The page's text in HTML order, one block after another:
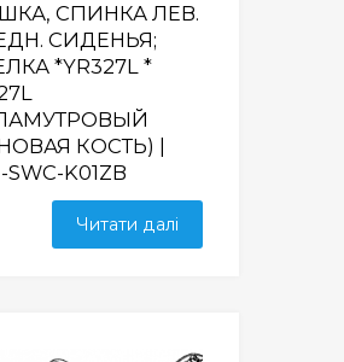
СПИНКА ЛЕВ.
СИДЕНЬЯ;
*YR327L *
КОСТЬ) |
SWC-K01ZB
Читати далі